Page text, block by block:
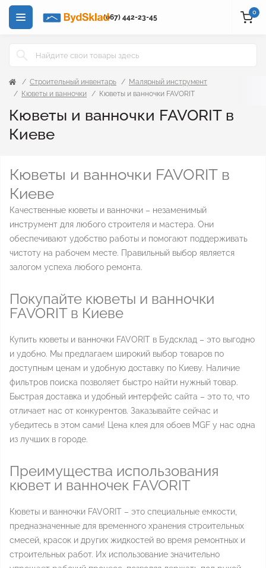
(067) 442-23-45
0
Строительный инвентарь
Малярный инструмент
Кюветы и ванночки
Кюветы и ванночки FAVORIT
Кюветы и ванночки FAVORIT в
Киеве
Кюветы и ванночки FAVORIT в
Киеве
Качественные кюветы и ванночки – незаменимый
инструмент для любого строителя и мастера. Они
обеспечивают удобство работы и помогают поддерживать
чистоту на рабочем месте. Правильный выбор является
залогом успеха любого ремонта.
Покупайте кюветы и ванночки
FAVORIT в Киеве
Купить кюветы и ванночки FAVORIT в Будсклад – это выгодно
и удобно. Мы предлагаем широкий выбор товаров по
доступным ценам и удобную доставку по Киеву. Наличие
фильтров поиска позволяет быстро найти нужный товар.
Быстрая доставка и удобный интерфейс сайта – это то, что
отличает нас от конкурентов. Заказывайте сейчас и
убедитесь в этом сами! Цена клея для обоев MGF у нас одна
из лучших в городе.
Преимущества использования
кювет и ванночек FAVORIT
Кюветы и ванночки FAVORIT – это специальные емкости,
предназначенные для временного хранения строительных
смесей, красок и других жидкостей во время ремонтных и
строительных работ. Их использование значительно